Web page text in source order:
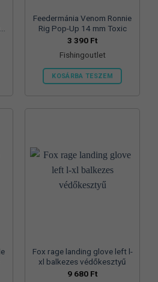
Feedermánia Venom Ronnie
Rig Pop-Up 14 mm Toxic
3 390 Ft
Fishingoutlet
KOSÁRBA TESZEM
Fox rage landing glove left l-
xl balkezes védőkesztyű
9 680 Ft